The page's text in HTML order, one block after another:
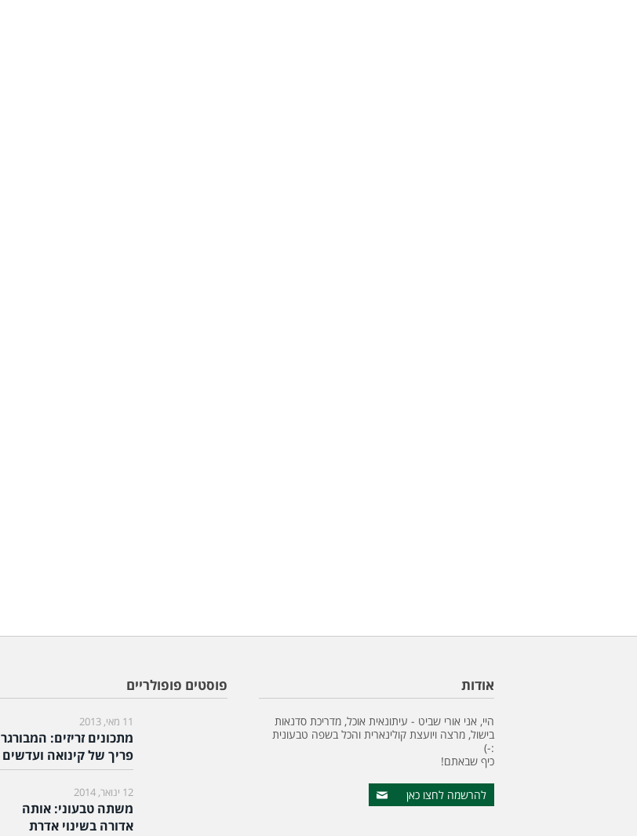
אודות
היי, אני אורי שביט - עיתונאית אוכל, מדריכת סדנאות
בישול, מרצה ויועצת קולינארית והכל בשפה טבעונית
:-)
כיף שבאתם!
להרשמה לחצו כאן
פוסטים פופולריים
11 מאי, 2013
מתכונים זריזים: המבורגר
פריך של קינואה ועדשים
12 ינואר, 2014
משתה טבעוני: אותה
אדורה בשינוי אדרת